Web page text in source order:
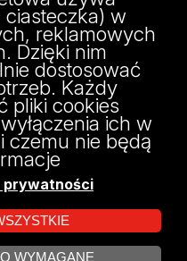
(ADE):
ciasteczka) w
reklamowych
Dzięki nim
dostosować
Każdy
pliki cookies
ich w
czemu nie będą
prywatności
WYMAGANE